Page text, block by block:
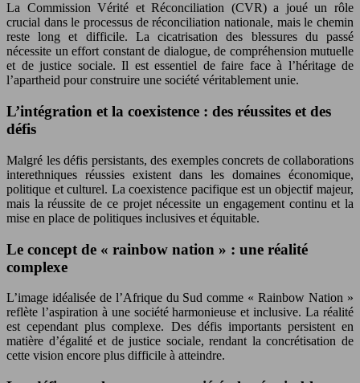
La Commission Vérité et Réconciliation (CVR) a joué un rôle
crucial dans le processus de réconciliation nationale, mais le chemin
reste long et difficile. La cicatrisation des blessures du passé
nécessite un effort constant de dialogue, de compréhension mutuelle
et de justice sociale. Il est essentiel de faire face à l’héritage de
l’apartheid pour construire une société véritablement unie.
L’intégration et la coexistence : des réussites et des
défis
Malgré les défis persistants, des exemples concrets de collaborations
interethniques réussies existent dans les domaines économique,
politique et culturel. La coexistence pacifique est un objectif majeur,
mais la réussite de ce projet nécessite un engagement continu et la
mise en place de politiques inclusives et équitable.
Le concept de « rainbow nation » : une réalité
complexe
L’image idéalisée de l’Afrique du Sud comme « Rainbow Nation »
reflète l’aspiration à une société harmonieuse et inclusive. La réalité
est cependant plus complexe. Des défis importants persistent en
matière d’égalité et de justice sociale, rendant la concrétisation de
cette vision encore plus difficile à atteindre.